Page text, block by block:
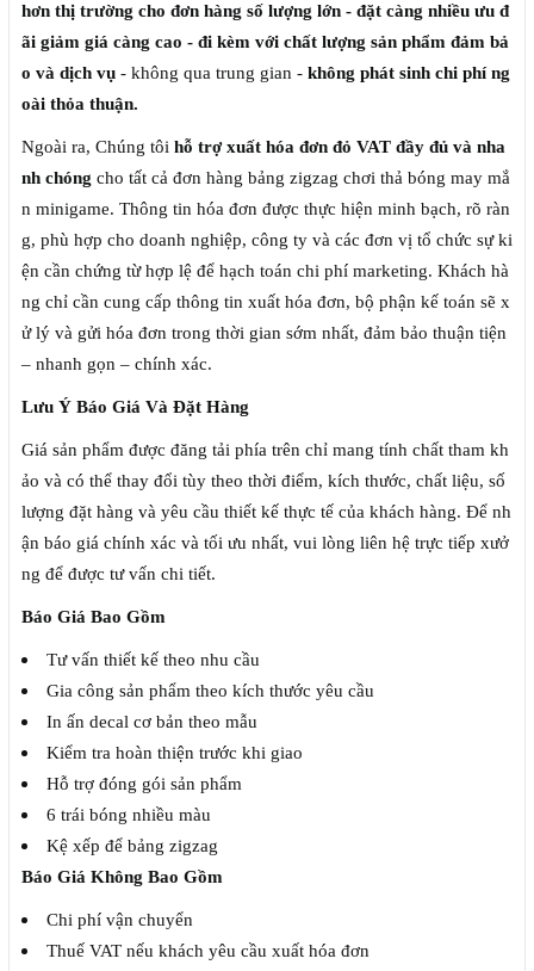
hơn thị trường cho đơn hàng số lượng lớn - đặt càng nhiều ưu đ
ãi giảm giá càng cao - đi kèm với chất lượng sản phẩm đảm bả
o và dịch vụ - không qua trung gian - không phát sinh chi phí ng
oài thỏa thuận.
Ngoài ra, Chúng tôi hỗ trợ xuất hóa đơn đỏ VAT đầy đủ và nha
nh chóng cho tất cả đơn hàng bảng zigzag chơi thả bóng may mắ
n minigame. Thông tin hóa đơn được thực hiện minh bạch, rõ ràn
g, phù hợp cho doanh nghiệp, công ty và các đơn vị tổ chức sự ki
ện cần chứng từ hợp lệ để hạch toán chi phí marketing. Khách hà
ng chỉ cần cung cấp thông tin xuất hóa đơn, bộ phận kế toán sẽ x
ử lý và gửi hóa đơn trong thời gian sớm nhất, đảm bảo thuận tiện
– nhanh gọn – chính xác.
Lưu Ý Báo Giá Và Đặt Hàng
Giá sản phẩm được đăng tải phía trên chỉ mang tính chất tham kh
ảo và có thể thay đổi tùy theo thời điểm, kích thước, chất liệu, số
lượng đặt hàng và yêu cầu thiết kế thực tế của khách hàng. Để nh
ận báo giá chính xác và tối ưu nhất, vui lòng liên hệ trực tiếp xưở
ng để được tư vấn chi tiết.
Báo Giá Bao Gồm
Tư vấn thiết kế theo nhu cầu
Gia công sản phẩm theo kích thước yêu cầu
In ấn decal cơ bản theo mẫu
Kiểm tra hoàn thiện trước khi giao
Hỗ trợ đóng gói sản phẩm
6 trái bóng nhiều màu
Kệ xếp để bảng zigzag
Báo Giá Không Bao Gồm
Chi phí vận chuyển
Thuế VAT nếu khách yêu cầu xuất hóa đơn